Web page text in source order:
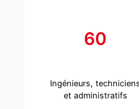
60
Ingénieurs,
et administratifs